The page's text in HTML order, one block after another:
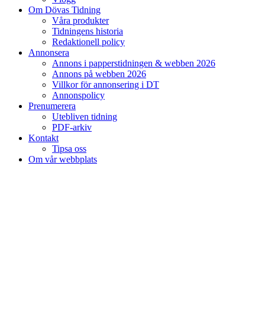
Om Dövas Tidning
Våra produkter
Tidningens historia
Redaktionell policy
Annonsera
Annons i papperstidningen & webben 2026
Annons på webben 2026
Villkor för annonsering i DT
Annonspolicy
Prenumerera
Utebliven tidning
PDF-arkiv
Kontakt
Tipsa oss
Om vår webbplats